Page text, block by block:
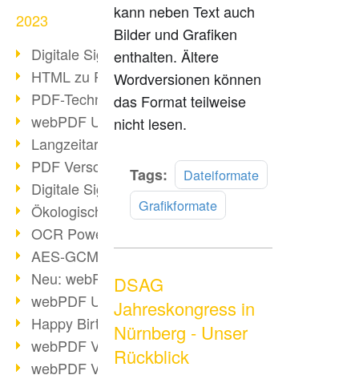
2023
Digitale Signatur in PDF
HTML zu PDF
PDF-Techniken für Barrierefreiheit
webPDF Update 9.0.0.3149
Langzeitarchivierung mit PDF/A
PDF Verschlüsselung
Digitale Signaturen
Ökologischen Abdruck reduzieren
OCR Power für Profis
AES-GCM-Unterstützung (PDF 2.0)
Neu: webPDF Developer Hub
webPDF Update 9.0.0.2898
Happy Birthday, PDF!
webPDF Video-Session 4
webPDF Video-Session 3
kann neben Text auch
Bilder und Grafiken
enthalten. Ältere
Wordversionen können
das Format teilweise
nicht lesen.
Tags:
Dateiformate
Grafikformate
DSAG
Jahreskongress in
Nürnberg - Unser
Rückblick